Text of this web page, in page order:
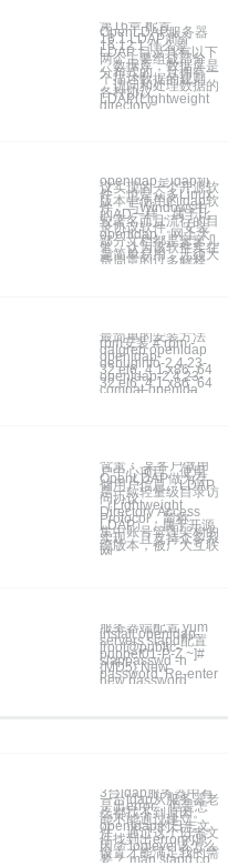
第16章 配置
OpenLDAP服务器
16.1 LDAP简介
16.12.1 什么是
LDAP 目录具有以下
两个主要组成部分
。数据库，数据库是
分布式的，且拥有一
个描述数据的规则
。访问和处理数据的
各种协议
LDAP(Lightweight
directory
openldap是ldap协
议实现的一个开源软
件，也是众多Linux
版本中使用的ldap软
件，与Windows中
的AD一样，属于比
较著名而且流行的目
录协议软件。 安装
openldap，网上大
部分文档都是寥寥几
笔，认为该软件实在
是简单易用，无须大
费周章的过多解释
最简单的安装方法
rpm安装 # rpm -
qa|grep openldap
openldap-
debuginfo-2.4.23-
32.el6_4.1.x86_64
openldap-2.4.23-
32.el6_4.1.x86_64
compat-openlda
背景： 某客户做用
户中心项目。使用
OpenLDAP做为存
储用户信息。LDAP
是一款轻量级目录访
问协议
（Lightweight
Directory Access
Protocol，简称
LDAP），属于开源
集中账号管理架构的
实现，且支持众多系
统版本，被广大互联
网
服务器端配置 yum
install openldap-
servers slapd配置
[root@public-
puppet01-P-Z ~]#
slappasswd -h
{MD5} New
password: Re-enter
new password
3台ldap服务器中有
一台ldap从服务器老
是出error，但是怎
么都找不到原因。
能不能通过建立
openldap的日志文
件，通过这个日志文
件找到出error的原
因？ loglevel该怎么
设置才能满足我的需
要？ man slapd.co